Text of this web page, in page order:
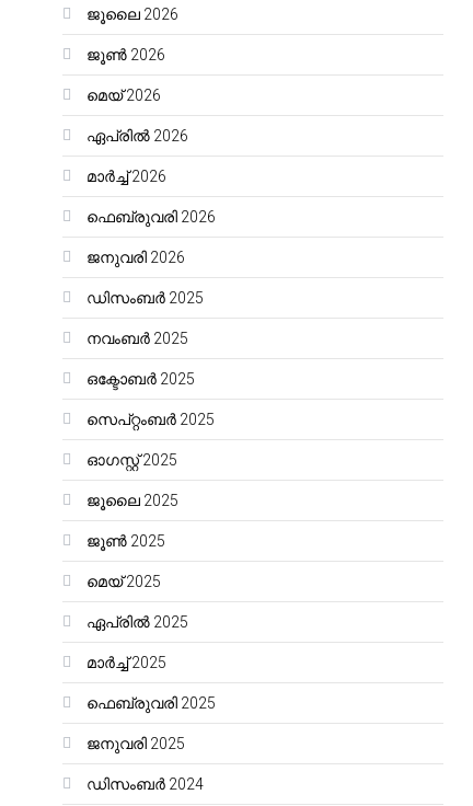
ജൂലൈ 2026
ജൂൺ 2026
മെയ്‌ 2026
ഏപ്രിൽ 2026
മാർച്ച്‌ 2026
ഫെബ്രുവരി 2026
ജനുവരി 2026
ഡിസംബർ 2025
നവംബർ 2025
ഒക്ടോബർ 2025
സെപ്റ്റംബർ 2025
ഓഗസ്റ്റ്‌ 2025
ജൂലൈ 2025
ജൂൺ 2025
മെയ്‌ 2025
ഏപ്രിൽ 2025
മാർച്ച്‌ 2025
ഫെബ്രുവരി 2025
ജനുവരി 2025
ഡിസംബർ 2024